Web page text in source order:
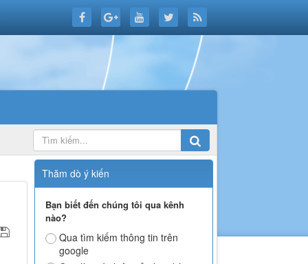
Thăm dò ý kiến
Bạn biết đến chúng tôi qua kênh
nào?
Qua tìm kiếm thông tin trên
google